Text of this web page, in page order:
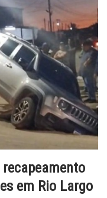
em Rio Largo